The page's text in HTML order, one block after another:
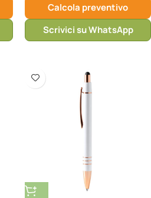
Calcola preventivo
Scrivici su WhatsApp